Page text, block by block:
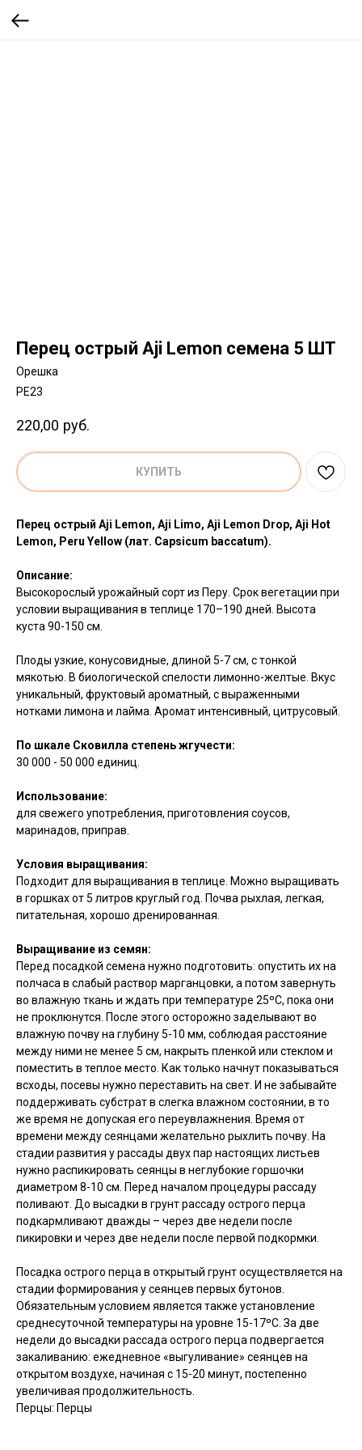
Перец острый Aji Lemon семена 5 ШТ
Орешка
PE23
220,00 руб.
КУПИТЬ
Перец острый Aji Lemon, Aji Limo, Aji Lemon Drop, Aji Hot
Lemon, Peru Yellow (лат. Capsicum baccatum).
Описание:
Высокорослый урожайный сорт из Перу. Срок вегетации при
условии выращивания в теплице 170–190 дней. Высота
куста 90-150 см.
Плоды узкие, конусовидные, длиной 5-7 см, с тонкой
мякотью. В биологической спелости лимонно-желтые. Вкус
уникальный, фруктовый ароматный, с выраженными
нотками лимона и лайма. Аромат интенсивный, цитрусовый.
По шкале Сковилла степень жгучести:
30 000 - 50 000 единиц.
Использование:
для свежего употребления, приготовления соусов,
маринадов, приправ.
Условия выращивания:
Подходит для выращивания в теплице. Можно выращивать
в горшках от 5 литров круглый год. Почва рыхлая, легкая,
питательная, хорошо дренированная.
Выращивание из семян:
Перед посадкой семена нужно подготовить: опустить их на
полчаса в слабый раствор марганцовки, а потом завернуть
во влажную ткань и ждать при температуре 25ºC, пока они
не проклюнутся. После этого осторожно заделывают во
влажную почву на глубину 5-10 мм, соблюдая расстояние
между ними не менее 5 см, накрыть пленкой или стеклом и
поместить в теплое место. Как только начнут показываться
всходы, посевы нужно переставить на свет. И не забывайте
поддерживать субстрат в слегка влажном состоянии, в то
же время не допуская его переувлажнения. Время от
времени между сеянцами желательно рыхлить почву. На
стадии развития у рассады двух пар настоящих листьев
нужно распикировать сеянцы в неглубокие горшочки
диаметром 8-10 см. Перед началом процедуры рассаду
поливают. До высадки в грунт рассаду острого перца
подкармливают дважды – через две недели после
пикировки и через две недели после первой подкормки.
Посадка острого перца в открытый грунт осуществляется на
стадии формирования у сеянцев первых бутонов.
Обязательным условием является также установление
среднесуточной температуры на уровне 15-17ºC. За две
недели до высадки рассада острого перца подвергается
закаливанию: ежедневное «выгуливание» сеянцев на
открытом воздухе, начиная с 15-20 минут, постепенно
увеличивая продолжительность.
Перцы: Перцы